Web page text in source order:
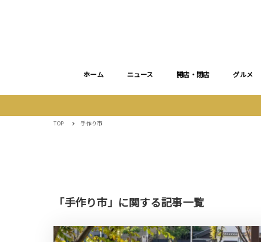
ホーム ニュース 開店・閉店 グルメ
TOP 手作り市
「手作り市」に関する記事一覧